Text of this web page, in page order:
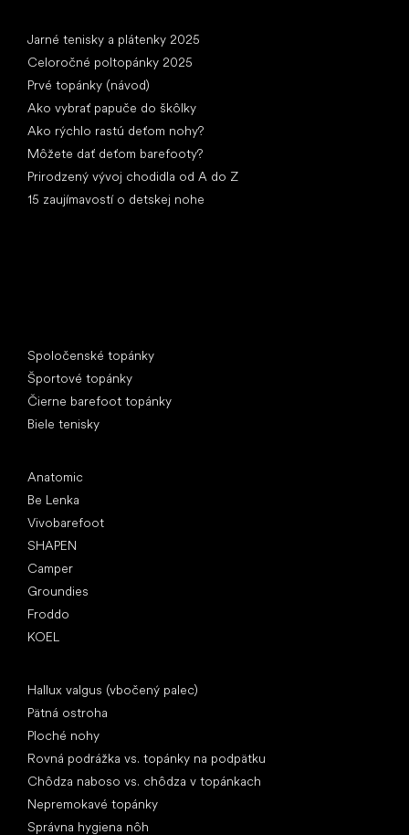
Jarné tenisky a plátenky 2025
Celoročné poltopánky 2025
Prvé topánky (návod)
Ako vybrať papuče do škôlky
Ako rýchlo rastú deťom nohy?
Môžete dať deťom barefooty?
Prirodzený vývoj chodidla od A do Z
15 zaujímavostí o detskej nohe
Spoločenské topánky
Športové topánky
Čierne barefoot topánky
Biele tenisky
Anatomic
Be Lenka
Vivobarefoot
SHAPEN
Camper
Groundies
Froddo
KOEL
Hallux valgus (vbočený palec)
Pätná ostroha
Ploché nohy
Rovná podrážka vs. topánky na podpätku
Chôdza naboso vs. chôdza v topánkach
Nepremokavé topánky
Správna hygiena nôh